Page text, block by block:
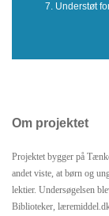
7. Understøt
Om projektet
Projektet bygger på
andet viste, at børn og
lektier. Undersøgelsen
Biblioteker,